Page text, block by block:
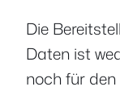
Die
Daten ist
noch für